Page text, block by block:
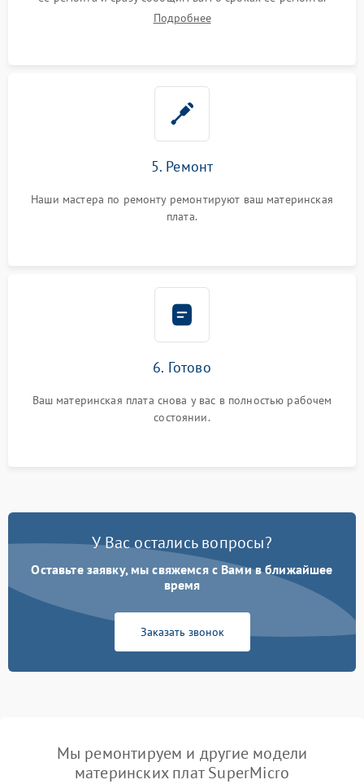
Подробнее
5. Ремонт
Наши мастера по ремонту ремонтируют ваш материнская
плата.
6. Готово
Ваш материнская плата снова у вас в полностью рабочем
состоянии.
У Вас остались вопросы?
Оставьте заявку, мы свяжемся с Вами в ближайшее
время
Заказать звонок
Мы ремонтируем и другие модели
материнских плат SuperMicro